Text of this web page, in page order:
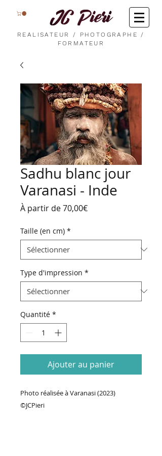
REALISATEUR / PHOTOGRAPHE /
FORMATEUR
Sadhu blanc jour
Varanasi - Inde
À partir de70,00€Prix
Taille (en cm) *
Type d'impression *
Quantité *
Ajouter au panier
Photo réalisée à Varanasi (2023)
©JCPieri